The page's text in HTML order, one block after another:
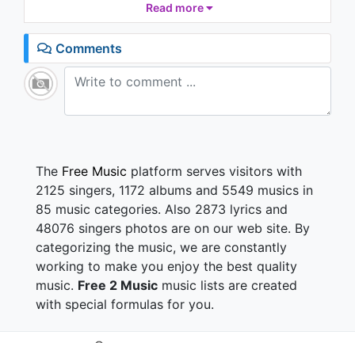
อ้อมกอด โอบตัวเองเสียบ้าง
เนิ่นนานเท่าไร มากมายเท่าไร
ที่เธอ นั้นมีแต่ให้
แต่นี้ จะหวังพึ่งใครไม่ได้อีก
ถูกแล้ว ชีวิตดำเนินต่อไป
เปิดตัวเองเถิดยังไม่สาย
ยังมีความหมาย และคุณค่า
ทุกอย่าง ยังไม่ลบลืมเลือน
เจ็บปวดยังฝังใจ แค่เธอจะก้าวไป
เพื่อชีวิต ของเธอวันหน้า
แต่นี้ จะหวังพึ่งใครไม่ได้อีก
ถูกแล้ว ชีวิตดำเนินต่อไป
ความรัก เก็บเหลือไว้ให้ตัวเองบ้าง
Read more
Comments
The Free Music platform serves visitors with
2125 singers, 1172 albums and 5549 musics in
85 music categories. Also 2873 lyrics and
48076 singers photos are on our web site. By
categorizing the music, we are constantly
working to make you enjoy the best quality
music. Free 2 Music music lists are created
with special formulas for you.